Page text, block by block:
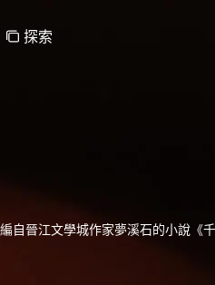
探索
自晉江文學城作家夢溪石的小說《